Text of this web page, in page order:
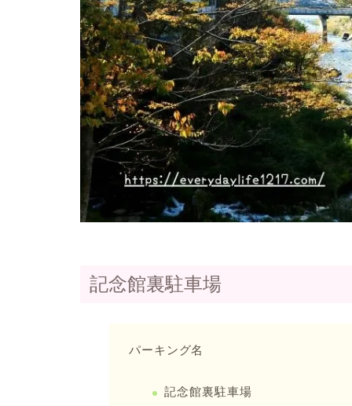
記念館裏駐車場
パーキング名
記念館裏駐車場